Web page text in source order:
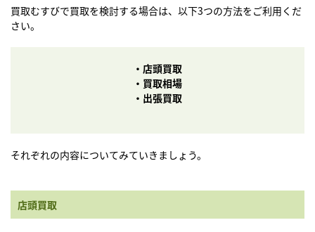
買取むすびで買取を検討する場合は、以下3つの方法をご利用くだ
さい。
・店頭買取
・買取相場
・出張買取
それぞれの内容についてみていきましょう。
店頭買取